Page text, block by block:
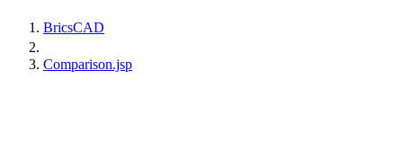
BricsCAD
Comparison.jsp